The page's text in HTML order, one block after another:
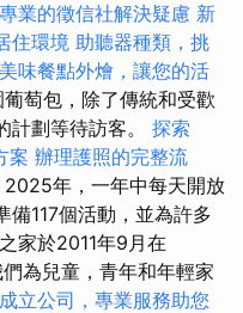
業的徵信社解決疑慮 新
住環境 助聽器種類，挑
美味餐點外燴，讓您的活
萄包，除了傳統和受歡
計劃等待訪客。 探索
案 辦理護照的完整流
2025年，一年中每天開放
備117個活動，並為許多
家於2011年9月在
為兒童，青年和年輕家
成立公司，專業服務助您